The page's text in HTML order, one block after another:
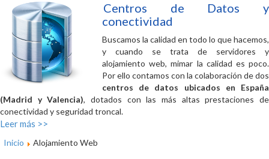
Centros de Datos y
conectividad
Buscamos la calidad en todo lo que hacemos,
y cuando se trata de servidores y
alojamiento web, mimar la calidad es poco.
Por ello contamos con la colaboración de dos
centros de datos ubicados en España
(Madrid y Valencia), dotados con las más altas prestaciones de
conectividad y seguridad troncal.
Leer más >>
Inicio Alojamiento Web